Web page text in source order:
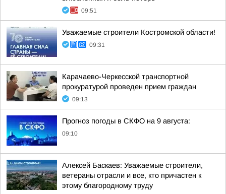
09:51
Уважаемые строители Костромской области!
09:31
Карачаево-Черкесской транспортной
прокуратурой проведен прием граждан
09:13
Прогноз погоды в СКФО на 9 августа:
09:10
Алексей Баскаев: Уважаемые строители,
ветераны отрасли и все, кто причастен к
этому благородному труду